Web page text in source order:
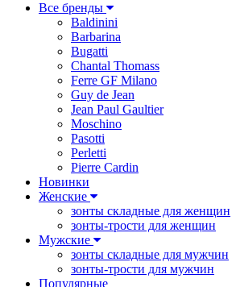
Все бренды
Baldinini
Barbarina
Bugatti
Chantal Thomass
Ferre GF Milano
Guy de Jean
Jean Paul Gaultier
Moschino
Pasotti
Perletti
Pierre Cardin
Новинки
Женские
зонты складные для женщин
зонты-трости для женщин
Мужские
зонты складные для мужчин
зонты-трости для мужчин
Популярные